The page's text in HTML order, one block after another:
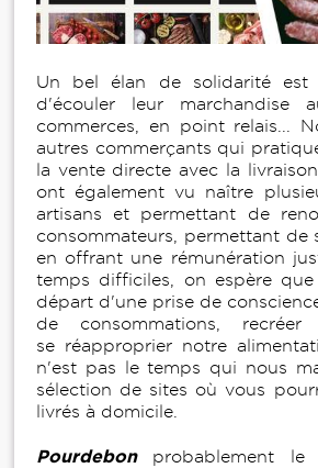
Un bel élan de solidarité est
d'écouler leur marchandise
commerces, en point relais...
autres commerçants qui
la vente directe avec la
ont également vu naître
artisans et permettant de
consommateurs, permettant
en offrant une rémunération
temps difficiles, on espère
départ d'une prise de
de consommations,
se réapproprier notre
n'est pas le temps qui nous
sélection de sites où vous
livrés à domicile.
Pourdebonprobablement le